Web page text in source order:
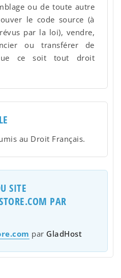
ou de toute autre
le code source (à
par la loi), vendre,
ou transférer de
ce soit tout droit
au Droit Français.
SITE
PAR
par GladHost